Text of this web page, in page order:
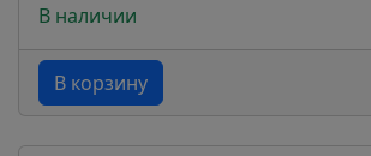
В наличии
В корзину